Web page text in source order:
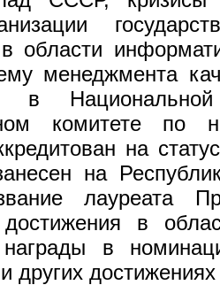
области
менеджмента
в
комитете по
на
на
лауреата
в
в
других